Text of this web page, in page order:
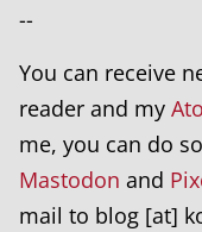
--
You can receive
reader and my
me, you can do
Mastodon and
mail to blog [at]